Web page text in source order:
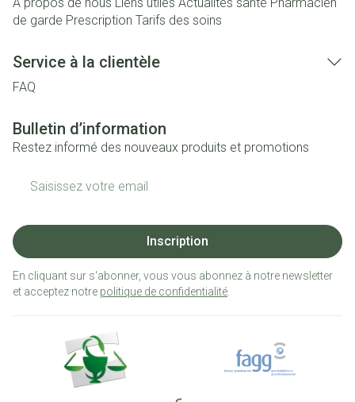
de garde Prescription Tarifs des soins
Service à la clientèle
FAQ
Bulletin d’information
Restez informé des nouveaux produits et promotions
Inscription
En cliquant sur s'abonner, vous vous abonnez à notre newsletter
et acceptez notre politique de confidentialité